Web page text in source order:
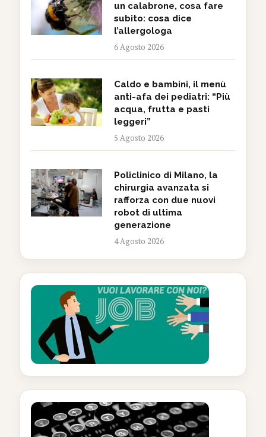
un calabrone, cosa fare
subito: cosa dice
l’allergologa
6 Agosto 2026
Caldo e bambini, il menù
anti-afa dei pediatri: “Più
acqua, frutta e pasti
leggeri”
5 Agosto 2026
Policlinico di Milano, la
chirurgia avanzata si
rafforza con due nuovi
robot di ultima
generazione
4 Agosto 2026